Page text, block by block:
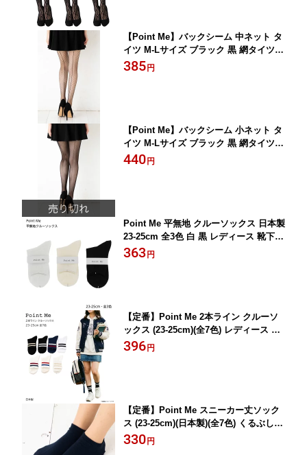
【Point Me】バックシーム 中ネット タ
イツ M-Lサイズ ブラック 黒 網タイツ
レディース コスプレ ラッセル バニーガ
385 円
【Point Me】バックシーム 小ネット タ
イツ M-Lサイズ ブラック 黒 網タイツ
レディース 簡易包装 gsi-tsr2m D1PK
440 円
Point Me 平無地 クルーソックス 日本製
23-25cm 全3色 白 黒 レディース 靴下 k
w-0051 D1PK
363 円
【定番】Point Me 2本ライン クルーソ
ックス (23-25cm)(全7色) レディース 靴
下 ラインソックス kw-0133 D1PK
396 円
【定番】Point Me スニーカー丈ソック
ス (23-25cm)(日本製)(全7色) くるぶし丈
レディース 靴下 kw-0141 D1PK
330 円